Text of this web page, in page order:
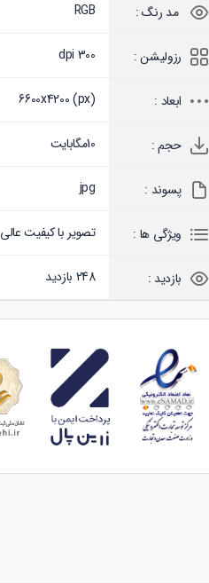
مد رنگ : RGB
رزولیشن : 300 dpi
ابعاد : 6600x4200 (px)
حجم : 10مگابایت
پسوند : jpg
ویژگی ها : تصویر با کیفیت عالی
بازدید : 248 بازدید